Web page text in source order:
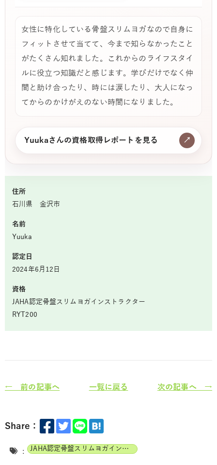
女性に特化している骨盤スリムヨガなので自身に
フィットさせて当てて、今まで知らなかったこと
がたくさん知れました。これからのライフスタイ
ルに役立つ知識だと感じます。学びだけでなく仲
間と助け合ったり、時には涙したり、大人になっ
てからのかけがえのない時間になりました。
Yuukaさんの資格取得レポートを見る ↗
住所
石川県 金沢市
名前
Yuuka
認定日
2024年6月12日
資格
JAHA認定骨盤スリムヨガインストラクター
RYT200
← 前の記事へ 一覧に戻る 次の記事へ →
Share：
: JAHA認定骨盤スリムヨガインストラクター